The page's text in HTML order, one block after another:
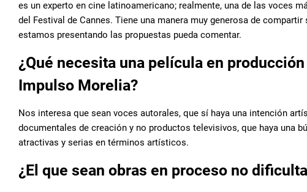
es un experto en cine latinoamericano; realmente, una de las voces
del Festival de Cannes. Tiene una manera muy generosa de
estamos presentando las propuestas pueda comentar.
¿Qué necesita una película en
Impulso Morelia?
Nos interesa que sean voces autorales, que sí haya una intención
documentales de creación y no productos televisivos, que haya una
atractivas y serias en términos artísticos.
¿El que sean obras en proceso no